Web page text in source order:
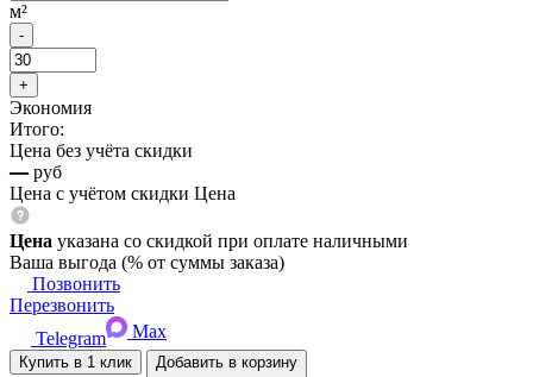
м²
Экономия
Итого:
Цена без учёта скидки
— руб
Цена с учётом скидки Цена
Цена указана со скидкой при оплате наличными
Ваша выгода (% от суммы заказа)
Позвонить
Перезвонить
Telegram
Max
Купить в 1 клик Добавить в корзину